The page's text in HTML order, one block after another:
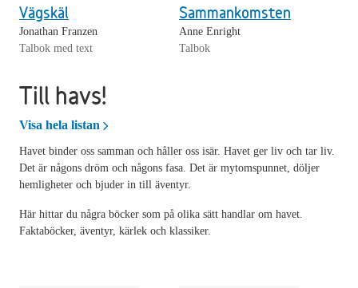
Vägskäl
Jonathan Franzen
Talbok med text
Sammankomsten
Anne Enright
Talbok
Till havs!
Visa hela listan Till havs!
Havet binder oss samman och håller oss isär. Havet ger liv och tar liv.
Det är någons dröm och någons fasa. Det är mytomspunnet, döljer
hemligheter och bjuder in till äventyr.
Här hittar du några böcker som på olika sätt handlar om havet.
Faktaböcker, äventyr, kärlek och klassiker.